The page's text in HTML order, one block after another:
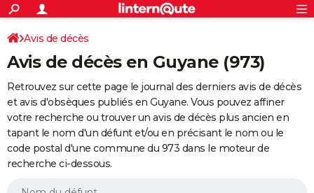
ACTUALITÉS
Politique
Société
Faits Divers
Education
Monde
Villes
+
SPORT
Coupe du monde 2026
Football
Tennis
Cyclisme
Rugby
Forum
Programme TV
TNT
Streaming
Cinéma
Sorties cinéma
Musique
+
FINANCE
Retraite
Epargne
Immobilier
Risques naturels par ville
Assurance
AUTO
Essais
Réserver un essai
Citadines
Berlines
SUV
Forum auto
+HIGH-TECH
BRICOLAGE
Avis de décès
Avis de décès en Guyane (973)
Retrouvez sur cette page le journal des derniers avis de décès
et avis d'obsèques publiés en Guyane. Vous pouvez affiner
votre recherche ou trouver un avis de décès plus ancien en
tapant le nom d'un défunt et/ou en précisant le nom ou le
code postal d'une commune du 973 dans le moteur de
recherche ci-dessous.